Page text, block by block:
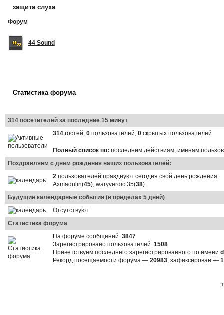
защита слуха
Форум
44 Sound
Статистика форума
314 посетителей за последние 15 минут
314гостей, 0пользователей, 0скрытых пользователей
Полный список по: последним действиям, именам
Поздравляем с днем рождения наших пользователей:
2пользователей празднуют сегодня свой день рождения
Axmadulin(45), waryverdict35(38)
Будущие календарные события (в пределах 5 дней)
Отсутствуют
Статистика форума
На форуме сообщений: 3847
Зарегистрировано пользователей: 1508
Приветствуем последнего зарегистрированного по имени
Рекорд посещаемости форума — 20983, зафиксирован —